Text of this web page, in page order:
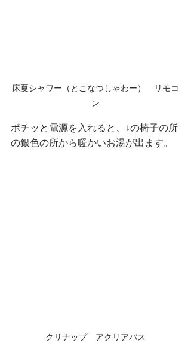
床夏シャワー（とこなつしゃわー）　リモコ
ン
ポチッと電源を入れると、↓の椅子の所
の銀色の所から暖かいお湯が出ます。
クリナップ　アクリアバス